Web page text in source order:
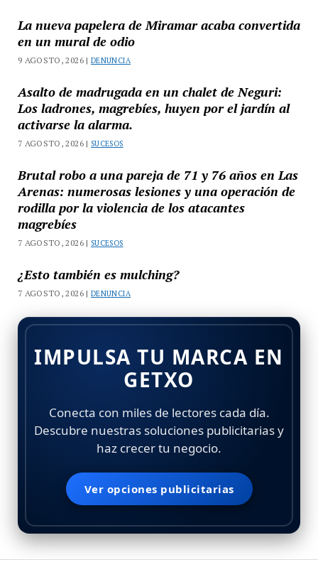
La nueva papelera de Miramar acaba convertida
en un mural de odio
9 AGOSTO, 2026 |DENUNCIA
Asalto de madrugada en un chalet de Neguri:
Los ladrones, magrebíes, huyen por el jardín al
activarse la alarma.
7 AGOSTO, 2026 | SUCESOS
Brutal robo a una pareja de 71 y 76 años en Las
Arenas: numerosas lesiones y una operación de
rodilla por la violencia de los atacantes
magrebíes
7 AGOSTO, 2026 | SUCESOS
¿Esto también es mulching?
7 AGOSTO, 2026 |DENUNCIA
IMPULSA TU MARCA EN
GETXO
Conecta con miles de lectores cada día.
Descubre nuestras soluciones publicitarias y
haz crecer tu negocio.
Ver opciones publicitarias